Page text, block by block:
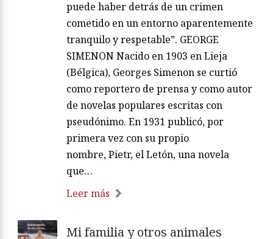
puede haber detrás de un crimen
cometido en un entorno aparentemente
tranquilo y respetable”. GEORGE
SIMENON Nacido en 1903 en Lieja
(Bélgica), Georges Simenon se curtió
como reportero de prensa y como autor
de novelas populares escritas con
pseudónimo. En 1931 publicó, por
primera vez con su propio
nombre, Pietr, el Letón, una novela
que…
Leer más
Mi familia y otros animales